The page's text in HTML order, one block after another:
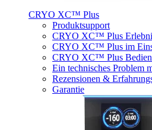
CRYO XC™ Plus
Produktsupport
CRYO XC™ Plus
CRYO XC™ Plus im
CRYO XC™ Plus
Ein technisches Problem
Rezensionen &
Garantie